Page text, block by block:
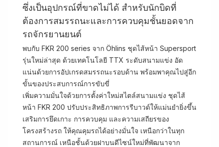
ซึ่งเป็นอุปกรณ์ที่ขาดไม่ได้ สำหรับนักบิดที่
ต้องการสมรรถนะและการควบคุมชั้นยอดจาก
รถจักรยานยนต์
พบกับ FKR 200 series จาก Öhlins ชุดไส้หน้า Supersport
รุ่นใหม่ล่าสุด ด้วยเทคโนโลยี TTX ระดับสนามแข่ง อัด
แน่นด้วยการอัปเกรดสมรรถนะรอบด้าน พร้อมพาคุณไปสู่อีก
ขั้นของประสบการณ์การขับขี่
เพิ่มความมั่นใจด้วยการตั้งค่าใหม่สไตล์สนามแข่ง ชุดไส้
หน้า FKR 200 ปรับประสิทธิภาพการรีบาวด์ให้แม่นยำยิ่งขึ้น
เสริมการยึดเกาะ การควบคุม และความเสถียรของ
โครงสร้างรถ ให้คุณคุมรถได้อย่างมั่นใจ เหนือกว่าในทุก
สถานการณ์ เหนือชั้นด้วยฝาบนดีไซน์ใหม่ที่พัฒนาจาก